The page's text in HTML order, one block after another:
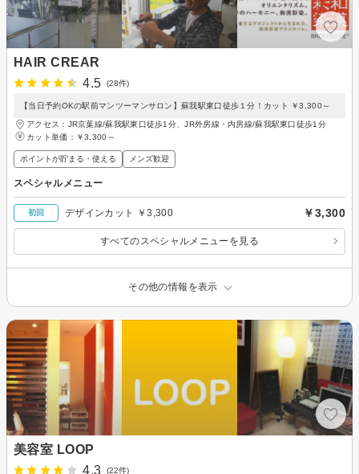
HAIR CREAR
4.5
(28件)
【当日予約OKの駅前マンツーマンサロン】蘇我駅東口徒歩１分！カット ￥3,300～
アクセス：JR京葉線/蘇我駅東口徒歩1分、JR外房線・内房線/蘇我駅東口徒歩1分
カット単価： ￥3,300～
ポイントが貯まる・使える メンズ歓迎
スペシャルメニュー
初回 デザインカット ￥3,300 ￥3,300
すべてのスペシャルメニューを見る
その他の情報を表示
美容室 LOOP
4.3
(22件)